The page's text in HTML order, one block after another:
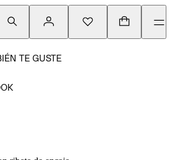
TE GUSTE